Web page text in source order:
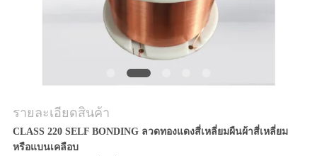
รายละเอียดสินค้า
CLASS 220 SELF BONDING ลวดทองแดงสี่เหลี่ยมผืนผ้าสี่เหลี่ยม
หรือแบนเคลือบ